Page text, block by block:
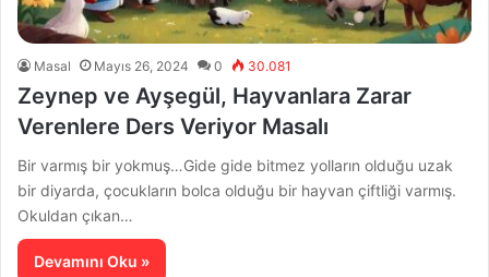
Masal Mayıs 26, 2024 0 30.081
Zeynep ve Ayşegül, Hayvanlara Zarar
Verenlere Ders Veriyor Masalı
Bir varmış bir yokmuş…Gide gide bitmez yolların olduğu uzak
bir diyarda, çocukların bolca olduğu bir hayvan çiftliği varmış.
Okuldan çıkan…
Devamını Oku »